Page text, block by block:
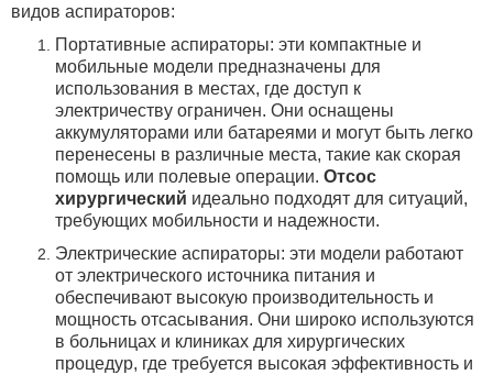
видов аспираторов:
Портативные аспираторы: эти компактные и
мобильные модели предназначены для
использования в местах, где доступ к
электричеству ограничен. Они оснащены
аккумуляторами или батареями и могут быть легко
перенесены в различные места, такие как скорая
помощь или полевые операции. Отсос
хирургический идеально подходят для ситуаций,
требующих мобильности и надежности.
Электрические аспираторы: эти модели работают
от электрического источника питания и
обеспечивают высокую производительность и
мощность отсасывания. Они широко используются
в больницах и клиниках для хирургических
процедур, где требуется высокая эффективность и